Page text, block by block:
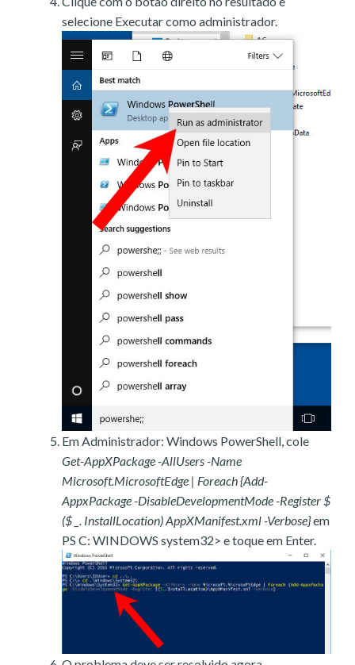
selecione Executar como administrador.
Em Administrador: Windows PowerShell, cole
Get-AppXPackage -AllUsers -Name
Microsoft.MicrosoftEdge | Foreach {Add-
AppxPackage -DisableDevelopmentMode -Register $
($ _. InstallLocation) AppXManifest.xml -Verbose}em
PS C: WINDOWS system32> e toque em Enter.